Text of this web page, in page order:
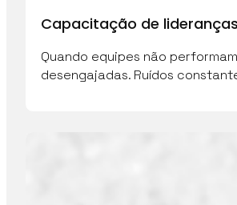
Capacitação de
Quando equipes não
desengajadas. Ruídos